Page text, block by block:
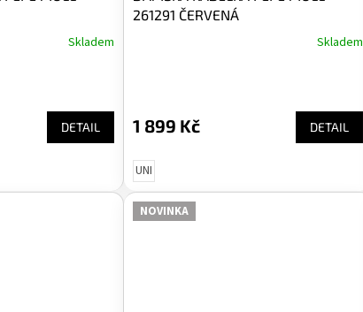
Skladem
DETAIL
261291 ČERVENÁ
Skladem
1 899 Kč DETAIL
UNI
NOVINKA